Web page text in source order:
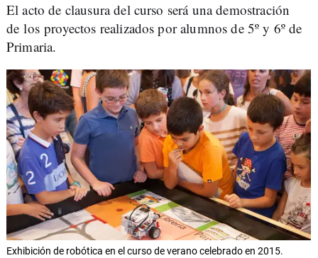
El acto de clausura del curso será una demostración
de los proyectos realizados por alumnos de 5º y 6º de
Primaria.
Exhibición de robótica en el curso de verano celebrado en 2015.